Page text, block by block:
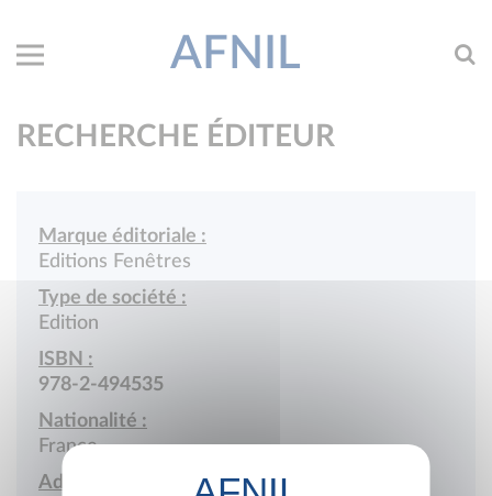
AFNIL
RECHERCHE ÉDITEUR
Marque éditoriale :
Editions Fenêtres
Type de société :
Edition
ISBN :
978-2-494535
Nationalité :
France
Adresse :